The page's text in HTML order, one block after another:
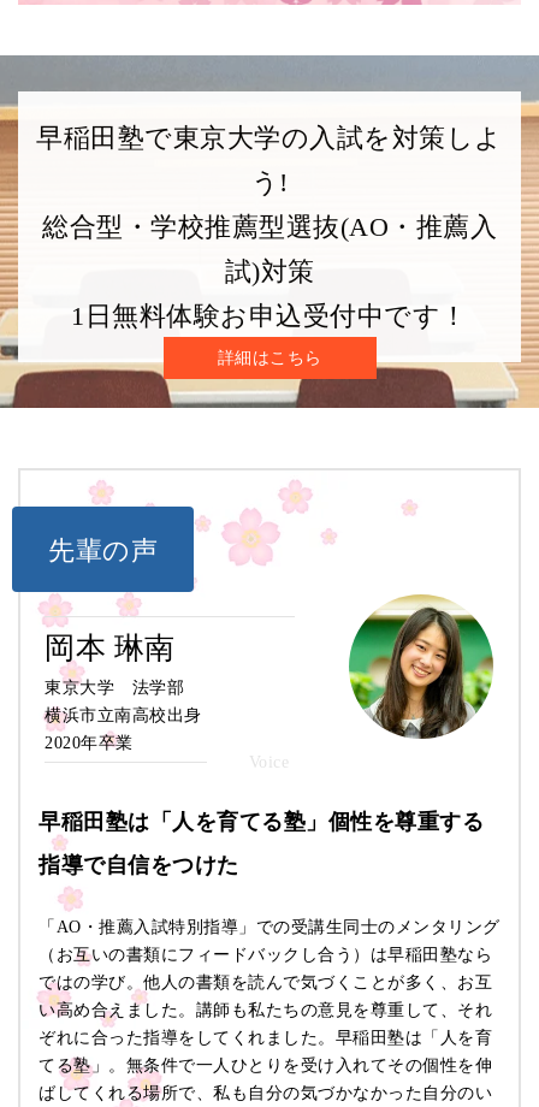
・ 上記に関して、国際的若しくは全国的なコンクールやコンテ
成績
(評定平均)
教養学部
10月中旬〜11月上旬
・
・推薦
【推薦要件に該当する客観的資料】以下のいずれかの資料（複
・ 在学中に執筆した課題論文等
・ 科学オリンピックなど志望分野にかかわる各種コンテストの
・ 外国語に関する語学力の証明書（TOEFL、英検、IELTS、
・ その他、特筆すべき活動の成果
学部
入試方式
出願時期
経済学部
推薦入試
10月中旬〜11月上旬
高等学校
英語，数学，
のいずれか
上位
【推薦要件に該当する客観的資料】下記のいずれか１つ（複数
・推薦要件記載の「いずれかの分野で高等学校等の生徒として
・全国レベルあるいは国際レベルのコンテストやコンクール（
・英語その他の外国語に関する語学力の試験（TOEFL、英検
・留学を含む様々な国際的活動で、その内容が第三者によって
（本人、所属校、受け入れ校以外の第三者が評価したもので
学部
入試方式
出願時期
成績
(評定平均)
工学部
推薦入試
10月中旬〜11月上旬 指定なし
早稲田塾で東京大学の入試を対策しよ
う!
総合型・学校推薦型選抜(AO・推薦入
試)対策
1日無料体験お申込受付中です！
詳細はこちら
先輩の声
岡本 琳南
東京大学 法学部
横浜市立南高校出身
2020年卒業
早稲田塾は「人を育てる塾」個性を尊重する
指導で自信をつけた
「AO・推薦入試特別指導」での受講生同士のメンタリング
（お互いの書類にフィードバックし合う）は早稲田塾なら
ではの学び。他人の書類を読んで気づくことが多く、お互
い高め合えました。講師も私たちの意見を尊重して、それ
ぞれに合った指導をしてくれました。早稲田塾は「人を育
てる塾」。無条件で一人ひとりを受け入れてその個性を伸
ばしてくれる場所で、私も自分の気づかなかった自分のい